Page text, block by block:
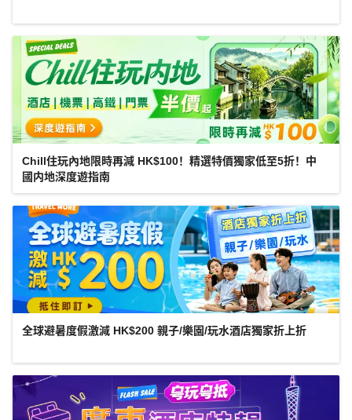
Chill住玩內地限時再減 HK$100！精選特價獨家低至5折！中
國内地深度遊指南
全球避暑度假激減 HK$200 親子/樂園/玩水酒店獨家折上折